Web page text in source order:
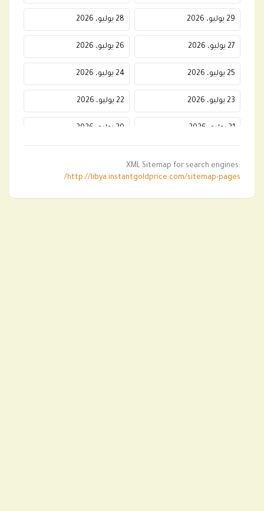
29 يوليو، 2026 28 يوليو، 2026
27 يوليو، 2026 26 يوليو، 2026
25 يوليو، 2026 24 يوليو، 2026
23 يوليو، 2026 22 يوليو، 2026
21 يوليو، 2026 20 يوليو، 2026
17 يوليو، 2026
XML Sitemap for search engines:
http://libya.instantgoldprice.com/sitemap-pages/